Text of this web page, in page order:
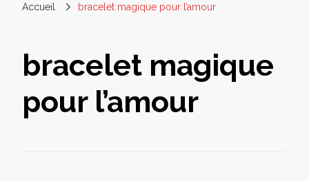
Accueil bracelet magique pour l’amour
bracelet magique
pour l’amour